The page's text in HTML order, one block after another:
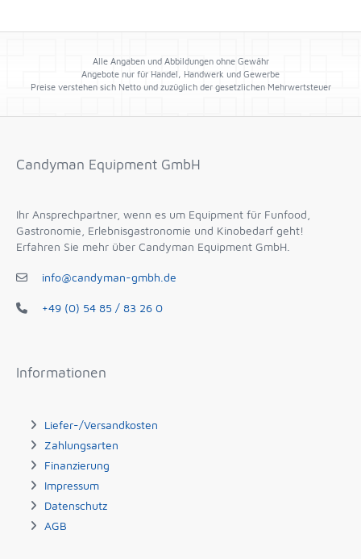
Alle Angaben und Abbildungen ohne Gewähr
Angebote nur für Handel, Handwerk und Gewerbe
Preise verstehen sich Netto und zuzüglich der gesetzlichen Mehrwertsteuer
Candyman Equipment GmbH
Ihr Ansprechpartner, wenn es um Equipment für Funfood,
Gastronomie, Erlebnisgastronomie und Kinobedarf geht!
Erfahren Sie mehr über Candyman Equipment GmbH.
info@candyman-gmbh.de
+49 (0) 54 85 / 83 26 0
Informationen
Liefer-/Versandkosten
Zahlungsarten
Finanzierung
Impressum
Datenschutz
AGB